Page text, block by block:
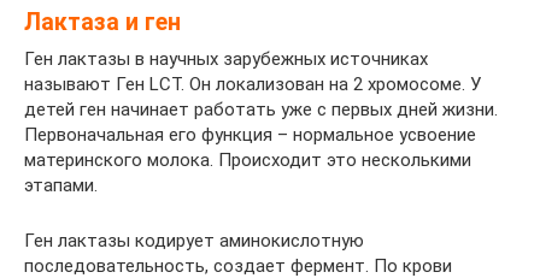
Лактаза и ген
Ген лактазы в научных зарубежных источниках
называют Ген LCT. Он локализован на 2 хромосоме. У
детей ген начинает работать уже с первых дней жизни.
Первоначальная его функция – нормальное усвоение
материнского молока. Происходит это несколькими
этапами.
Ген лактазы кодирует аминокислотную
последовательность, создает фермент. По крови